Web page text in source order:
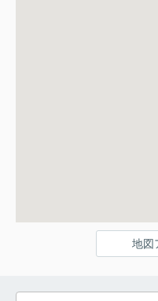
地図